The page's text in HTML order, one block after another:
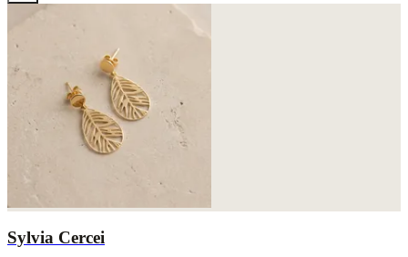
Sylvia Cercei